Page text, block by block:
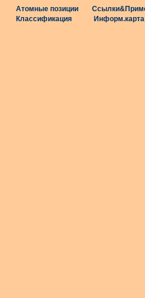
Атомные позиции
Классификация Информ.карта